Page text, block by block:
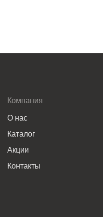
Компания
О нас
Каталог
Акции
Контакты